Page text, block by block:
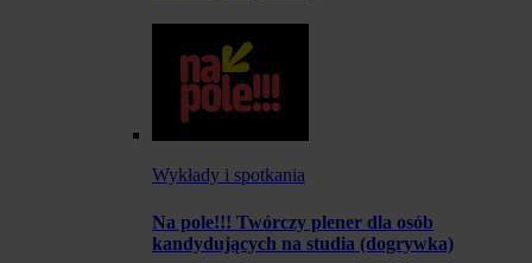
Wykłady i spotkania
Na pole!!! Twórczy plener dla osób
kandydujących na studia (dogrywka)